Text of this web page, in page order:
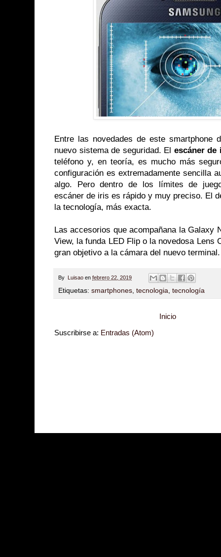
Entre las novedades de este smartphone
nuevo sistema de seguridad. El escáner de
teléfono y, en teoría, es mucho más
configuración es extremadamente sencilla
algo. Pero dentro de los límites de
escáner de iris es rápido y muy preciso. El
la tecnología, más exacta.
Las accesorios que acompañana la Galaxy
View, la funda LED Flip o la novedosa Lens
gran objetivo a la cámara del nuevo terminal.
By Luisao en febrero 22, 2019
Etiquetas: smartphones, tecnologia, tecnología
Inicio
Suscribirse a: Entradas (Atom)